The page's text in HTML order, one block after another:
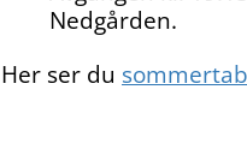
Nedgården.
Her ser du